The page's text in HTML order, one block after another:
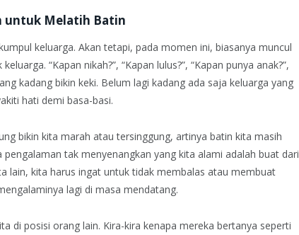
untuk Melatih Batin
keluarga. Akan tetapi, pada momen ini, biasanya muncul
“Kapan nikah?”, “Kapan lulus?”, “Kapan punya anak?”,
kadang bikin keki. Belum lagi kadang ada saja keluarga yang
hati demi basa-basi.
bikin kita marah atau tersinggung, artinya batin kita masih
tak menyenangkan yang kita alami adalah buat dari
lain, kita harus ingat untuk tidak membalas atau membuat
lagi di masa mendatang.
di posisi orang lain. Kira-kira kenapa mereka bertanya seperti